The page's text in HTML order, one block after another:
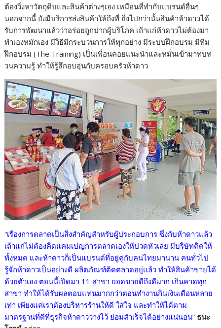
ต้องวิ่งหาวัตถุดิบและสินค้าต่างๆเอง เหมือนที่ทำกับแบรนด์อื่นๆ
นอกจากนี้ ยังมีบริการส่งสินค้าให้ถึงที่ ยิ่งไปกว่านั้นสินค้าห้าดาวได้
รับการพัฒนาแล้วว่าอร่อยถูกปากผู้บริโภค เถ้าแก่ห้าดาวไม่ต้องมา
ทำเองหมักเอง มีวิธีมีกระบวนการให้ทุกอย่าง มีระบบฝึกอบรม มีทีม
ฝึกอบรม (The Training) เป็นเพื่อนคอยแนะนำและหมั่นเข้ามาทบท
วนความรู้ ทำให้รู้สึกอบอุ่นกับครอบครัวห้าดาว
“เรื่องการตลาดเป็นสิ่งสำคัญสำหรับผู้ประกอบการ ซึ่งกับห้าดาวแล้ว
เถ้าแก่ไม่ต้องคิดแคมเปญการตลาดเองให้ปวดหัวเลย มีบริษัทคิดให้
ทั้งหมด และห้าดาวก็เป็นแบรนด์ที่อยู่คู่กับคนไทยมานาน คนทั่วไป
รู้จักห้าดาวเป็นอย่างดี ผลิตภัณฑ์ติดตลาดอยู่แล้ว ทำให้สินค้าขายได้
ด้วยตัวเอง ตอนนี้เปิดมา 11 สาขา ยอดขายดีถึงดีมาก เกินคาดทุก
สาขา ทำให้ได้รับผลตอบแทนมากกว่าตอนทำงานกินเงินเดือนหลาย
เท่า เพียงแค่เราต้องบริหารร้านให้ดี ใส่ใจ และทำให้ได้ตาม
มาตรฐานที่ดีที่ธุรกิจห้าดาววางไว้ ย่อมสำเร็จได้อย่างแน่นอน” ธนะ